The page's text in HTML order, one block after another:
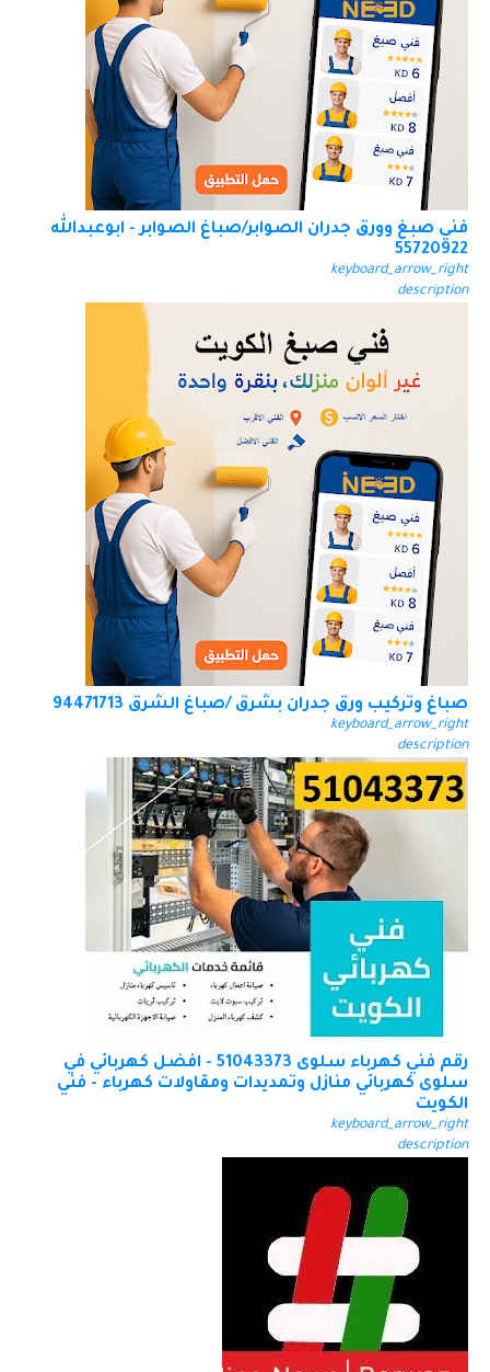
فني صبغ وورق جدران الصوابر/صباغ الصوابر - ابوعبدالله
55720922
keyboard_arrow_right
description
صباغ وتركيب ورق جدران بشرق /صباغ الشرق 94471713
keyboard_arrow_right
description
رقم فني كهرباء سلوى 51043373 - افضل كهربائي في
سلوى كهربائي منازل وتمديدات ومقاولات كهرباء - فني
الكويت
keyboard_arrow_right
description